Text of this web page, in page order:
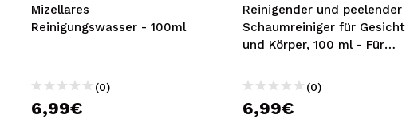
Mizellares
Reinigungswasser - 100ml
(0)
6,99€
Reinigender und peelender
Schaumreiniger für Gesicht
und Körper, 100 ml - Für
bis fettige Haut
(0)
6,99€